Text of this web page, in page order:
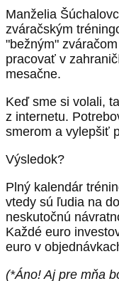
Manželia
zváračským
"bežným"
pracovať v
mesačne.
Keď sme si volali,
z internetu.
smerom a vylepšiť
Výsledok?
Plný kalendár
vtedy sú ľudia na
neskutočnú
Každé euro
euro v
(*Áno! Aj pre mňa